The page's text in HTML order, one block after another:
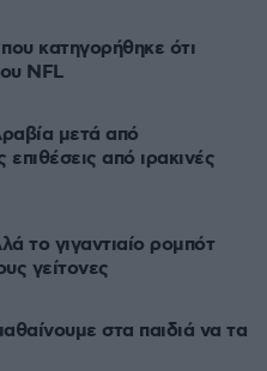
κατηγορήθηκε ότι
NFL
μετά από
επιθέσεις από ιρακινές
το γιγαντιαίο ρομπότ
γείτονες
στα παιδιά να τα